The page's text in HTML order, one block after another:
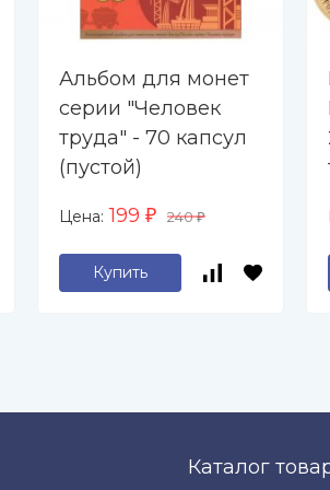
Альбом для монет
серии "Человек
труда" - 70 капсул
(пустой)
Цена: 199 ₽ 240₽
Купить
Каталог